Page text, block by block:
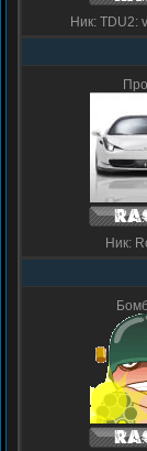
Ник: TDU2:
Ник: